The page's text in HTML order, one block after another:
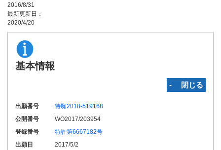
2016/8/31
最新更新日：
2020/4/20
基本情報
‐ 閉じる
出願番号
特願2018-519168
公開番号
WO2017/203954
登録番号
特許第6667182号
出願日
2017/5/2